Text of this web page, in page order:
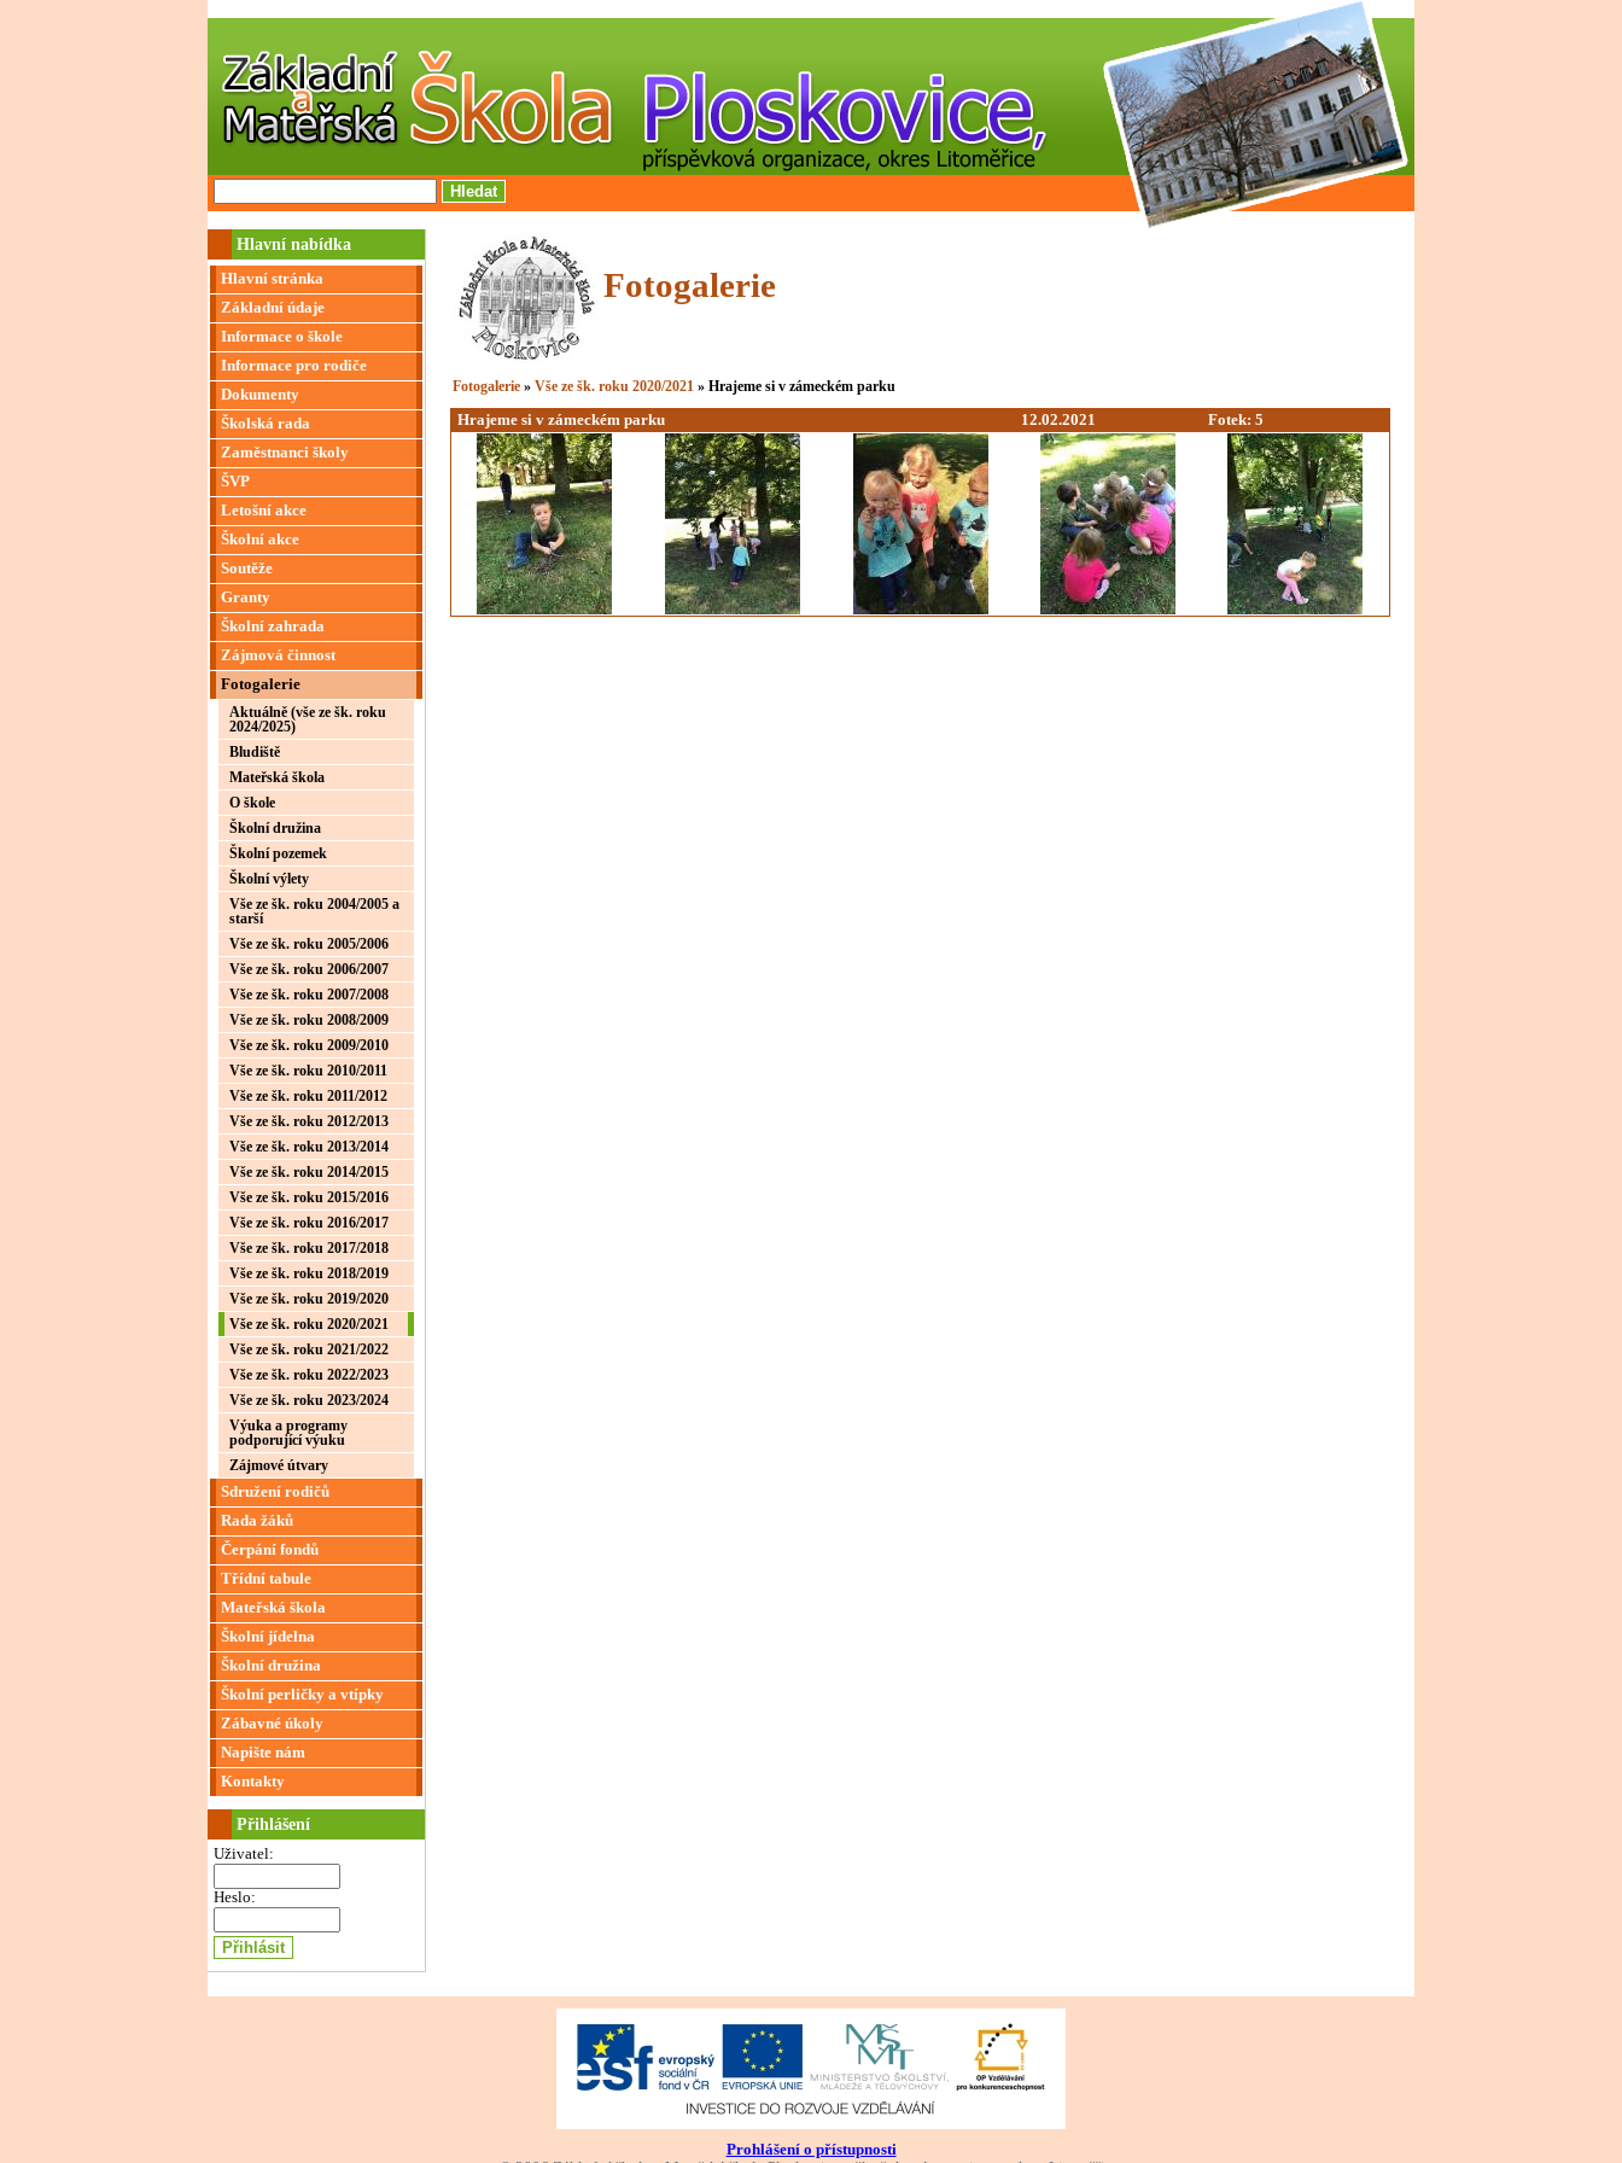
Hlavní nabídka
Hlavní stránka
Základní údaje
Informace o škole
Informace pro rodiče
Dokumenty
Školská rada
Zaměstnanci školy
ŠVP
Letošní akce
Školní akce
Soutěže
Granty
Školní zahrada
Zájmová činnost
Fotogalerie
Aktuálně (vše ze šk. roku
2024/2025)
Bludiště
Mateřská škola
O škole
Školní družina
Školní pozemek
Školní výlety
Vše ze šk. roku 2004/2005 a
starší
Vše ze šk. roku 2005/2006
Vše ze šk. roku 2006/2007
Vše ze šk. roku 2007/2008
Vše ze šk. roku 2008/2009
Vše ze šk. roku 2009/2010
Vše ze šk. roku 2010/2011
Vše ze šk. roku 2011/2012
Vše ze šk. roku 2012/2013
Vše ze šk. roku 2013/2014
Vše ze šk. roku 2014/2015
Vše ze šk. roku 2015/2016
Vše ze šk. roku 2016/2017
Vše ze šk. roku 2017/2018
Vše ze šk. roku 2018/2019
Vše ze šk. roku 2019/2020
Vše ze šk. roku 2020/2021
Vše ze šk. roku 2021/2022
Vše ze šk. roku 2022/2023
Vše ze šk. roku 2023/2024
Výuka a programy
podporující výuku
Zájmové útvary
Sdružení rodičů
Rada žáků
Čerpání fondů
Třídní tabule
Mateřská škola
Školní jídelna
Školní družina
Školní perličky a vtípky
Zábavné úkoly
Napište nám
Kontakty
Přihlášení
Uživatel:
Heslo:
Fotogalerie
Fotogalerie» Vše ze šk. roku 2020/2021» Hrajeme si v zámeckém parku
Hrajeme si v zámeckém parku
12.02.2021 Fotek: 5
Prohlášení o přístupnosti